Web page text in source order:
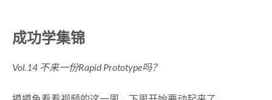
成功学集锦
Vol.14 不来一份Rapid Prototype吗？